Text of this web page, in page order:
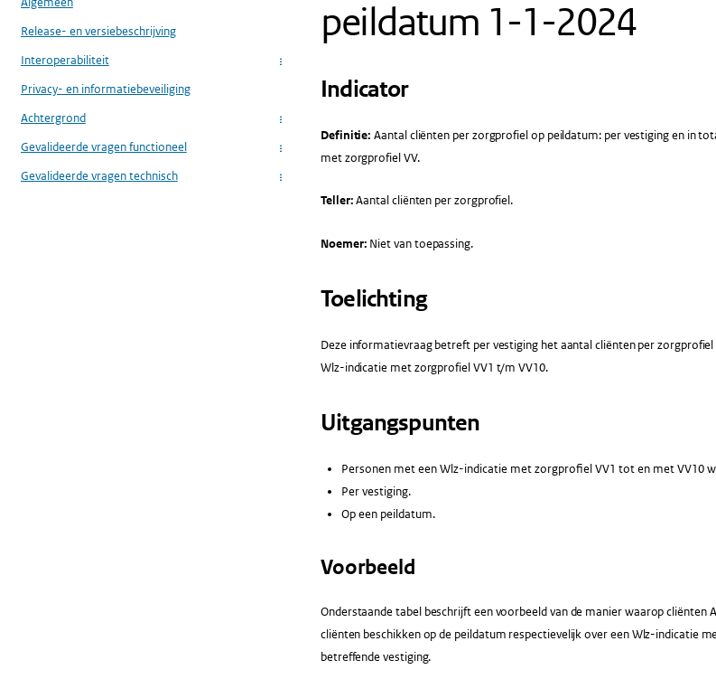
Release- en versiebeschrijving
Interoperabiliteit
...
Privacy- en informatiebeveiliging
Achtergrond
...
Gevalideerde vragen functioneel ...
Gevalideerde vragen technisch ...
peildatum 1-1-2024
Indicator
Definitie: Aantal cliënten per zorgprofiel op peildatum: per vestiging en in
met zorgprofiel VV.
Teller:Aantal cliënten per zorgprofiel.
Noemer: Niet van toepassing.
Toelichting
Deze informatievraag betreft per vestiging het aantal cliënten per
Wlz-indicatie met zorgprofiel VV1 t/m VV10.
Uitgangspunten
Personen met een Wlz-indicatie met zorgprofiel VV1 tot en met VV10
Per vestiging.
Op een peildatum.
Voorbeeld
Onderstaande tabel beschrijft een voorbeeld van de manier waarop cliënten
cliënten beschikken op de peildatum respectievelijk over een Wlz-indicatie
betreffende vestiging.